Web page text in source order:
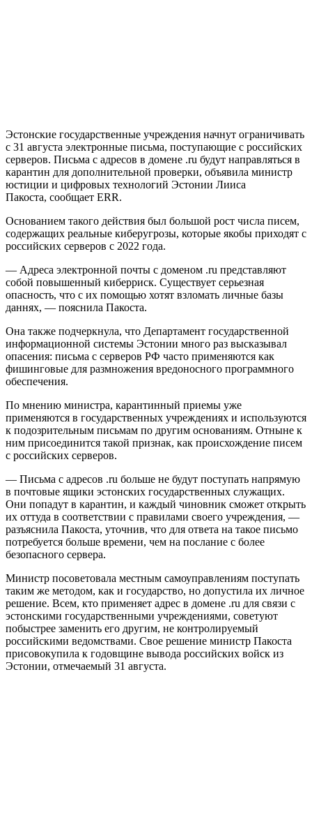
Эстонские государственные учреждения начнут ограничивать
с 31 августа электронные письма, поступающие с российских
серверов. Письма с адресов в домене .ru будут направляться в
карантин для дополнительной проверки, объявила министр
юстиции и цифровых технологий Эстонии Лииса
Пакоста, сообщает ERR.
Основанием такого действия был большой рост числа писем,
содержащих реальные киберугрозы, которые якобы приходят с
российских серверов с 2022 года.
— Адреса электронной почты с доменом .ru представляют
собой повышенный киберриск. Существует серьезная
опасность, что с их помощью хотят взломать личные базы
даннях, — пояснила Пакоста.
Она также подчеркнула, что Департамент государственной
информационной системы Эстонии много раз высказывал
опасения: письма с серверов РФ часто применяются как
фишинговые для размножения вредоносного программного
обеспечения.
По мнению министра, карантинный приемы уже
применяются в государственных учреждениях и используются
к подозрительным письмам по другим основаниям. Отныне к
ним присоединится такой признак, как происхождение писем
с российских серверов.
— Письма с адресов .ru больше не будут поступать напрямую
в почтовые ящики эстонских государственных служащих.
Они попадут в карантин, и каждый чиновник сможет открыть
их оттуда в соответствии с правилами своего учреждения, —
разъяснила Пакоста, уточнив, что для ответа на такое письмо
потребуется больше времени, чем на послание с более
безопасного сервера.
Министр посоветовала местным самоуправлениям поступать
таким же методом, как и государство, но допустила их личное
решение. Всем, кто применяет адрес в домене .ru для связи с
эстонскими государственными учреждениями, советуют
побыстрее заменить его другим, не контролируемый
российскими ведомствами. Свое решение министр Пакоста
присовокупила к годовщине вывода российских войск из
Эстонии, отмечаемый 31 августа.